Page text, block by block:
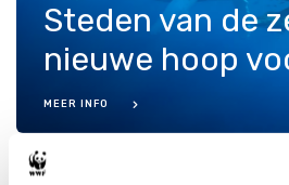
Steden van de
MEER INFO